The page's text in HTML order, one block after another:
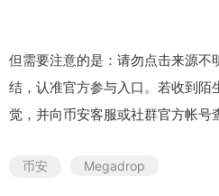
但需要注意的是：请勿点击来源
结，认准官方参与入口。若收到陌
觉，并向币安客服或社群官方帐号
币安 Megadrop